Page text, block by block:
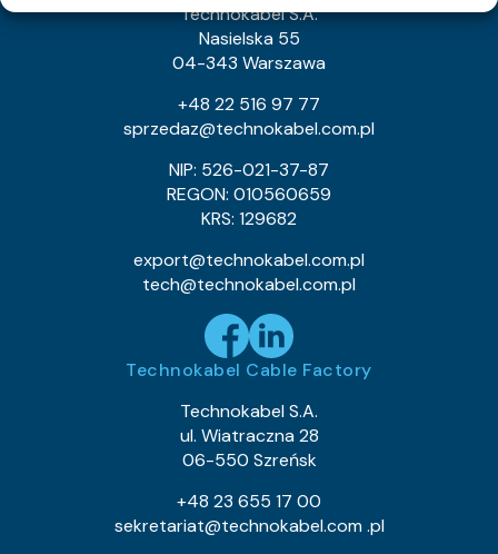
Technokabel S.A.
Nasielska 55
04-343 Warszawa
+48 22 516 97 77
sprzedaz@technokabel.com.pl
NIP: 526-021-37-87
REGON: 010560659
KRS: 129682
export@technokabel.com.pl
tech@technokabel.com.pl
Technokabel Cable Factory
Technokabel S.A.
ul. Wiatraczna 28
06-550 Szreńsk
+48 23 655 17 00
sekretariat@technokabel.com .pl